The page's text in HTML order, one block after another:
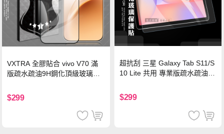
VXTRA 全膠貼合 vivo V70 滿
版疏水疏油9H鋼化頂級玻璃貼
$299
超抗刮 三星 Galaxy Tab S11/S
10 Lite 共用 專業版疏水疏油9
$299